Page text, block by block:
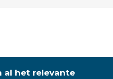
al het relevante